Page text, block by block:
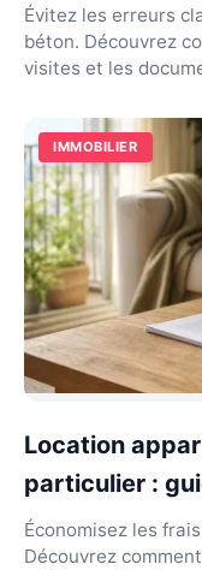
Évitez les erreurs
béton. Découvrez
visites et les
IMMOBILIER
Location
particulier :
Économisez les
Découvrez